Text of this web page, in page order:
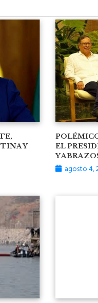
Y
EL
Y
agosto 4,